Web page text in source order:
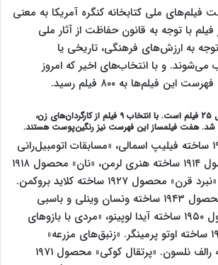
فیلم‌های ملی کتابخانه کنگره آمریکا به معنی
با توجه به قانون حفاظت از آثار ملی
به ارزش‌های فرهنگی، تاریخی یا
می‌شوند. و با انتخاب‌های اخیر که امروز
فیلم‌ها به ۸۰۰ فیلم رسید.
در فهرست امسال که شامل ۲۵ فیلم است. با انتخاب ۹ فیلم از کارگردان‌های زن،
شد. هفت فیلمساز این فهرست نیز رنگین‌پوست هستند.
«تعلیق» محصول ۱۹۱۳ ساخته فیلیپ اسمالی، «مسابقات اتومبیل‌رانی
بچه‌ها در ونیز» محصول ۱۹۱۴ ساخته هنری لرمن، «نان» محصول ۱۹۱۸
ساخته آیدا می‌پارک. «نبرد قرن» محصول ۱۹۲۷ ساخته کلاید بروکمن.
«کابینی در آسمان» محصول ۱۹۴۳ ساخته ونسان وینلی و باسبی
برکلی، «خشم» محصول ۱۹۵۰ ساخته آیدا لوپینو، «مردی با بازوهای
طلایی» محصول ۱۹۵۵ ساخته اوتو پرمینگر. «زنبق‌های مزرعه»